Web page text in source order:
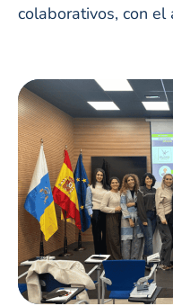
colaborativos, con el